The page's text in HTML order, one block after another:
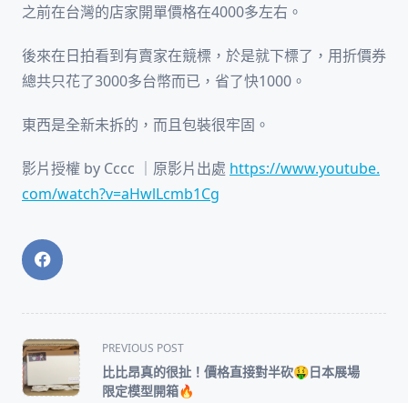
之前在台灣的店家開單價格在4000多左右。
後來在日拍看到有賣家在競標，於是就下標了，用折價券
總共只花了3000多台幣而已，省了快1000。
東西是全新未拆的，而且包裝很牢固。
影片授權 by Cccc ｜原影片出處 https://www.youtube.
com/watch?v=aHwlLcmb1Cg
<span
class="nav-
subtitle
PREVIOUS POST
比比昂真的很扯！價格直接對半砍🤑日本展場
限定模型開箱🔥